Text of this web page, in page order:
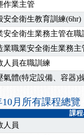
07/08【中心公告】因應颱
05/06【產業人才投資】
04/24【製程安全評估人員
11/11【中心公告】颱風假
11/10【中心公告】因應
10/30【進修課程】2026
08/20【進修課程】SDS格
07/06【中心公告】颱風假
06/06【進修課程】～～
05/29
作業主管
安全衛生教育訓練(6hr)
安全衛生業務主管在職
業職業安全衛生業務主
人員在職訓練
氣體(特定設備、容器)
10月所有課程總覽
課
人員